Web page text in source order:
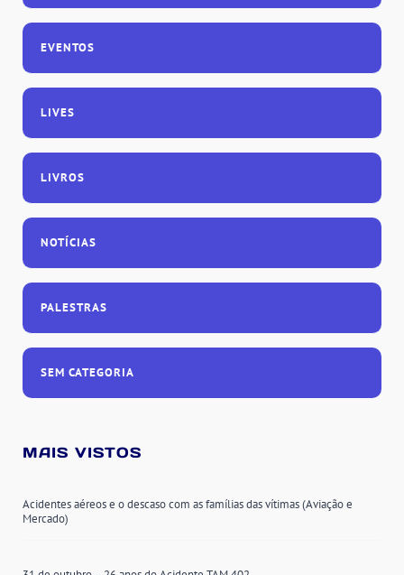
EVENTOS
LIVES
LIVROS
NOTÍCIAS
PALESTRAS
SEM CATEGORIA
MAIS VISTOS
Acidentes aéreos e o descaso com as famílias das vítimas (Aviação e
Mercado)